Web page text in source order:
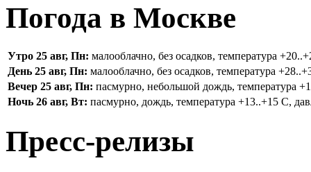
Погода в Москве
Утро 25 авг, Пн: малооблачно, без осадков, температура
День 25 авг, Пн: малооблачно, без осадков, температура
Вечер 25 авг, Пн: пасмурно, небольшой дождь, температура
Ночь 26 авг, Вт: пасмурно, дождь, температура +13..+15 С,
Пресс-релизы